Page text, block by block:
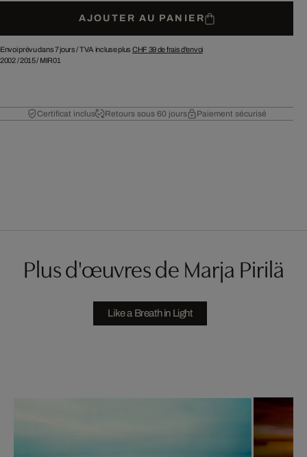
AJOUTER AU PANIER
Envoi prévu dans 7 jours /TVA incluse plus CHF 39de frais d'envoi
2002/2015/ MIR01
Certificat inclus Retours sous 60 jours Paiement sécurisé
Plus d'œuvres de Marja Pirilä
Like a Breath in Light